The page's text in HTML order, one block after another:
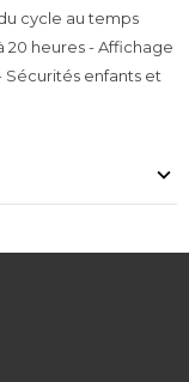
cycle au temps
20 heures - Affichage
enfants et